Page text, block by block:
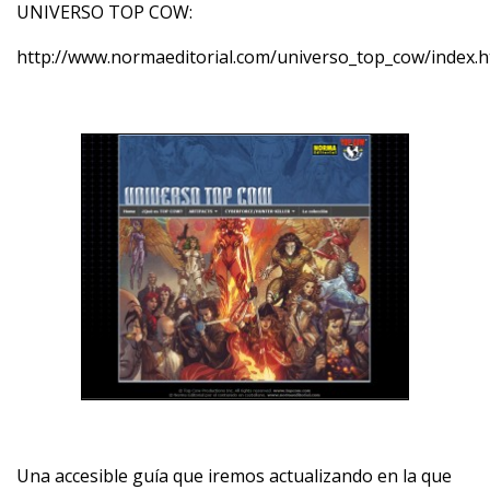
UNIVERSO TOP COW:
http://www.normaeditorial.com/universo_top_cow/
Una accesible guía que iremos actualizando en la que